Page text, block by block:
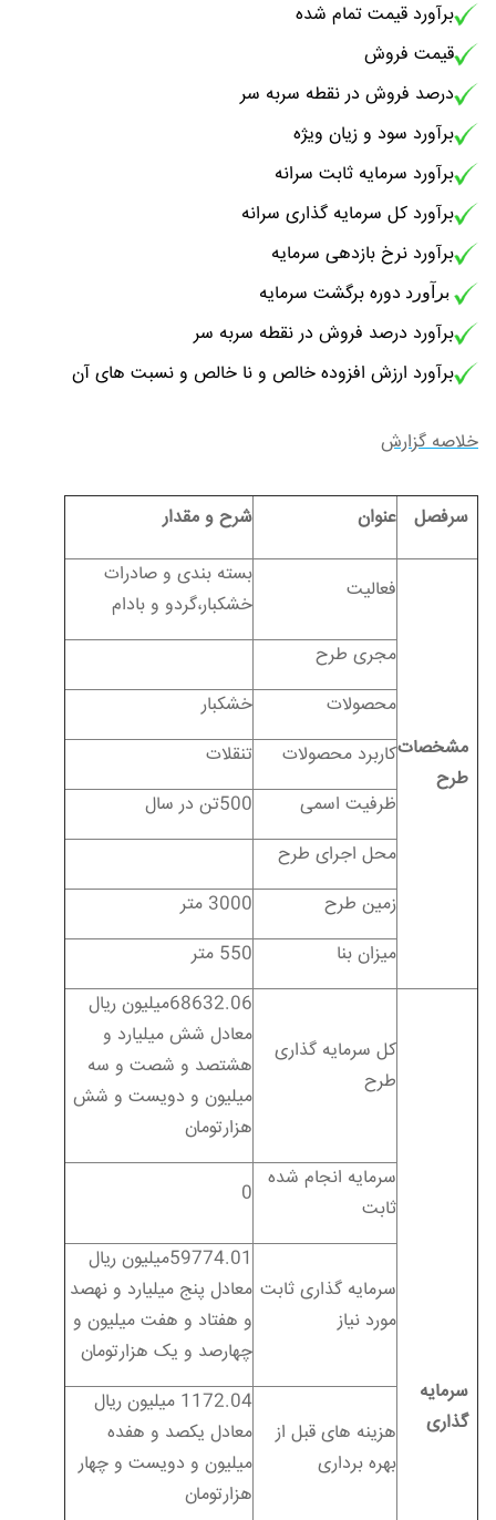
برآورد قیمت تمام شده
قیمت فروش
درصد فروش در نقطه سربه سر
برآورد سود و زیان ویژه
برآورد سرمایه ثابت سرانه
برآورد کل سرمایه گذاری سرانه
برآورد نرخ بازدهی سرمایه
برآورد دوره برگشت سرمایه
برآورد درصد فروش در نقطه سربه سر
برآورد ارزش افزوده خالص و نا خالص و نسبت های آن
خلاصه گزارش
سرفصل عنوان شرح و مقدار
مشخصات
طرح
فعالیت
بسته بندی و صادرات
خشکبار،گردو و بادام
مجری طرح
محصولات
خشکبار
کاربرد محصولات
تنقلات
ظرفیت اسمی
500تن در سال
محل اجرای طرح
زمین طرح
3000 متر
میزان بنا
550 متر
سرمایه
گذاری
کل سرمایه گذاری
طرح
68632.06میلیون ریال
معادل شش میلیارد و
هشتصد و شصت و سه
میلیون و دویست و شش
هزارتومان
سرمایه انجام شده
ثابت
0
سرمایه گذاری ثابت
مورد نیاز
59774.01میلیون ریال
معادل پنج میلیارد و نهصد
و هفتاد و هفت میلیون و
چهارصد و یک هزارتومان
هزینه های قبل از
بهره برداری
1172.04 میلیون ریال
معادل یکصد و هفده
میلیون و دویست و چهار
هزارتومان